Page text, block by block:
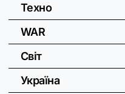
Техно
WAR
Світ
Україна